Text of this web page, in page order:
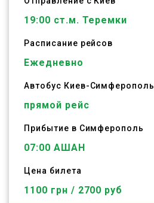
19:00 ст.м. Теремки
Расписание рейсов
Ежедневно
Автобус Киев-Симферополь
прямой рейс
Прибытие в Симферополь
07:00 АШАН
Цена билета
1100 грн / 2700 руб